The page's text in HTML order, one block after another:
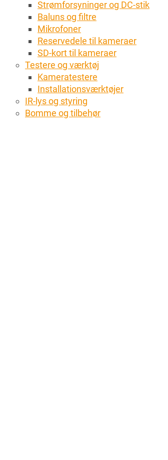
Strømforsyninger og DC-stik
Baluns og filtre
Mikrofoner
Reservedele til kameraer
SD-kort til kameraer
Testere og værktøj
Kameratestere
Installationsværktøjer
IR-lys og styring
Bomme og tilbehør